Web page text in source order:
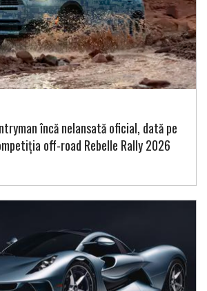
încă nelansată oficial, dată pe
off-road Rebelle Rally 2026